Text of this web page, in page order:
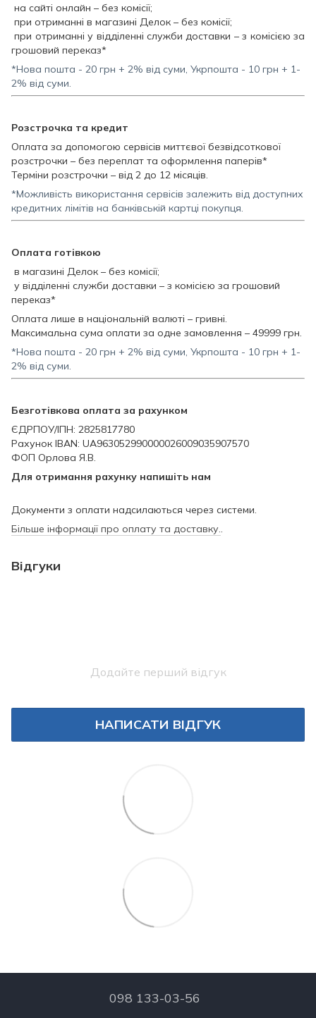
на сайті онлайн – без комісії;
при отриманні в магазині Делок – без комісії;
при отриманні у відділенні служби доставки – з комісією за
грошовий переказ*
*Нова пошта - 20 грн + 2% від суми, Укрпошта - 10 грн + 1-
2% від суми.
Розстрочка та кредит
Оплата за допомогою сервісів миттєвої безвідсоткової
розстрочки – без переплат та оформлення паперів*
Терміни розстрочки – від 2 до 12 місяців.
*Можливість використання сервісів залежить від доступних
кредитних лімітів на банківській картці покупця.
Оплата готівкою
в магазині Делок – без комісії;
у відділенні служби доставки – з комісією за грошовий
переказ*
Оплата лише в національній валюті – гривні.
Максимальна сума оплати за одне замовлення – 49999 грн.
*Нова пошта - 20 грн + 2% від суми, Укрпошта - 10 грн + 1-
2% від суми.
Безготівкова оплата за рахунком
ЄДРПОУ/ІПН: 2825817780
Рахунок IBAN: UA963052990000026009035907570
ФОП Орлова Я.В.
Для отримання рахунку напишіть нам
Документи з оплати надсилаються через системи.
Більше інформації про оплату та доставку.
Відгуки
Додайте перший відгук
НАПИСАТИ ВІДГУК
098 133-03-56